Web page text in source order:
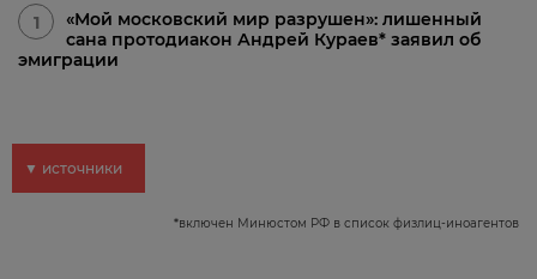
1
«Мой московский мир разрушен»: лишенный
сана протодиакон Андрей Кураев* заявил об
эмиграции
▼ источники
*включен Минюстом РФ в список физлиц-иноагентов